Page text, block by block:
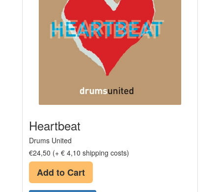
Heartbeat
Drums United
€24,50 (+ € 4,10 shipping costs)
Add to Cart